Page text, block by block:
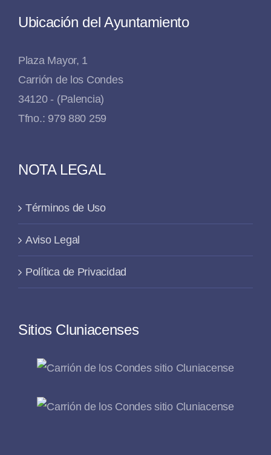
Ubicación del Ayuntamiento
Plaza Mayor, 1
Carrión de los Condes
34120 - (Palencia)
Tfno.: 979 880 259
NOTA LEGAL
Términos de Uso
Aviso Legal
Política de Privacidad
Sitios Cluniacenses